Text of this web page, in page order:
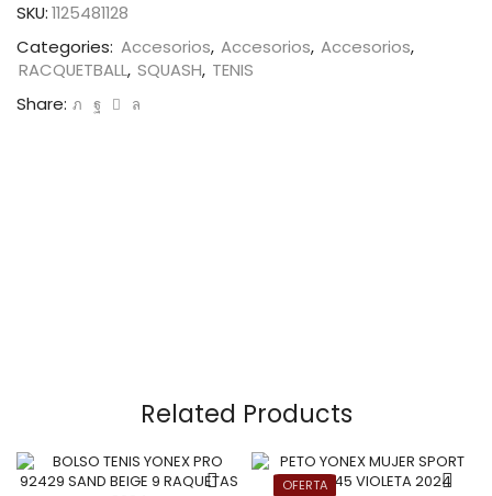
SKU:1125481128
Categories: Accesorios, Accesorios, Accesorios,
RACQUETBALL, SQUASH, TENIS
Share:
Related Products
OFERTA